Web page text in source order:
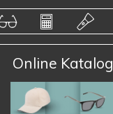
Online Katalog